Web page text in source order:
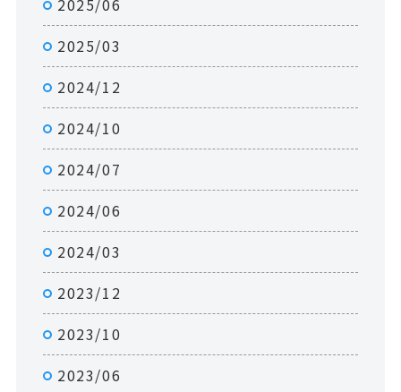
2025/06
2025/03
2024/12
2024/10
2024/07
2024/06
2024/03
2023/12
2023/10
2023/06